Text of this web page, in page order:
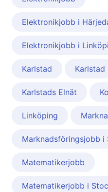
Elektronikjobb i
Elektronikjobb i
Karlstad Karlstad
Karlstads Elnät
Linköping
Marknadsföringsjobb i
Matematikerjobb
Matematikerjobb i